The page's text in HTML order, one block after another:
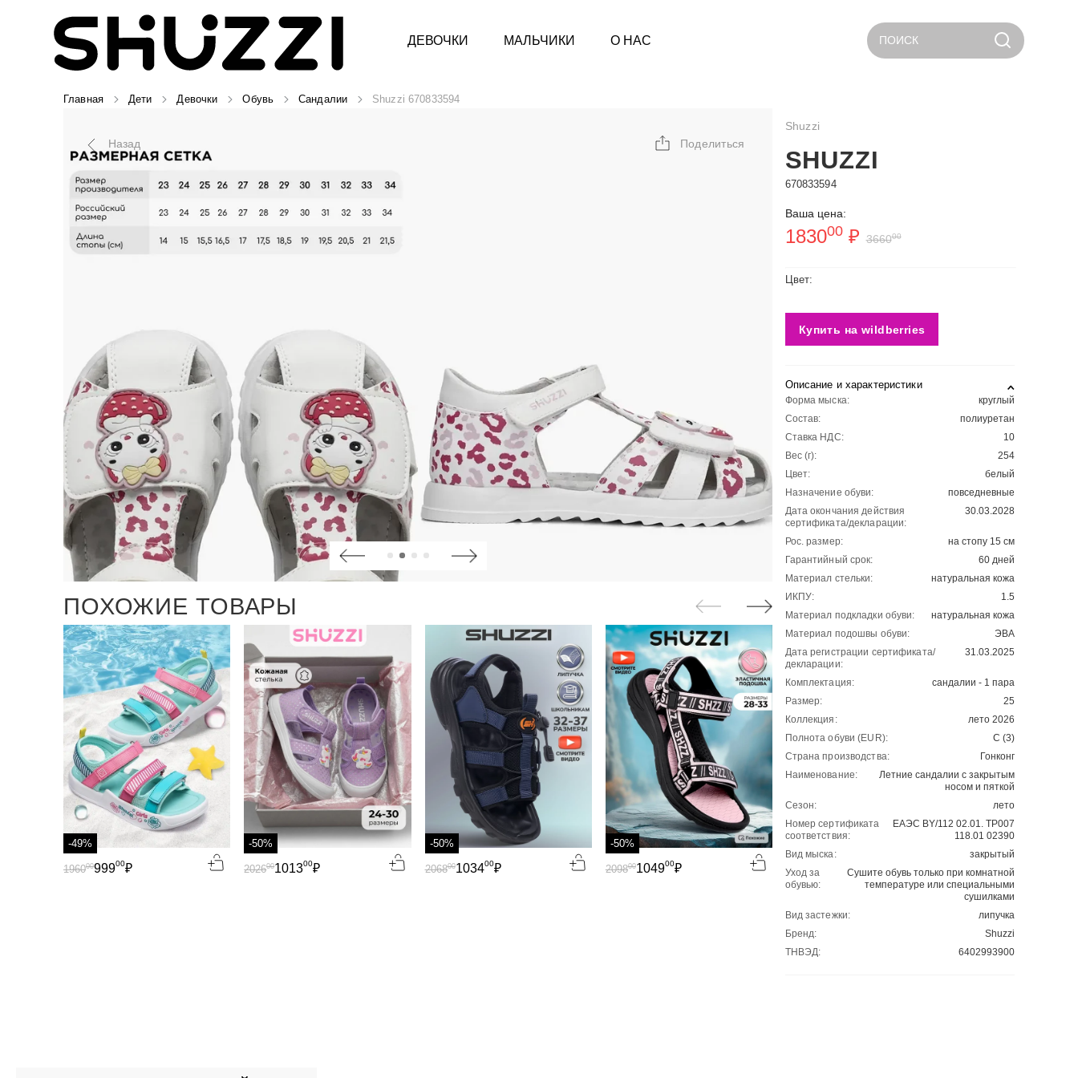
ДЕВОЧКИ МАЛЬЧИКИ О НАС ПОИСК
Главная Дети Девочки Обувь Сандалии Shuzzi 670833594
Назад Поделиться
ПОХОЖИЕ ТОВАРЫ
-49%
99900₽
196000
-50%
101300₽
202600
-50%
103400₽
206800
-50%
104900₽
209800 1086 ₽
2131 1094
2188
Shuzzi
SHUZZI
670833594
Ваша цена:
183000₽ 366000
Цвет:
Купить на wildberries
Описание и характеристики
Форма мыска:
круглый
Состав:
полиуретан
Ставка НДС:
10
Вес (г):
254
Цвет:
белый
Назначение обуви:
повседневные
Дата окончания действия
сертификата/декларации:
30.03.2028
Рос. размер:
на стопу 15 см
Гарантийный срок:
60 дней
Материал стельки:
натуральная кожа
ИКПУ:
1.5
Материал подкладки обуви:
натуральная кожа
Материал подошвы обуви:
ЭВА
Дата регистрации сертификата/
декларации:
31.03.2025
Комплектация:
сандалии - 1 пара
Размер:
25
Коллекция:
лето 2026
Полнота обуви (EUR):
С (3)
Страна производства:
Гонконг
Наименование:
Летние сандалии с закрытым
носом и пяткой
Сезон:
лето
Номер сертификата
соответствия:
ЕАЭС BY/112 02.01. ТР007
118.01 02390
Вид мыска:
закрытый
Уход за
обувью:
Сушите обувь только при комнатной
температуре или специальными
сушилками
Вид застежки:
липучка
Бренд:
Shuzzi
ТНВЭД:
6402993900